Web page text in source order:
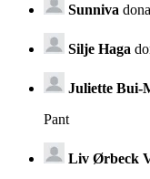
Sunniva
Silje Haga
Juliette Bui-
Pant
Liv Ørbeck